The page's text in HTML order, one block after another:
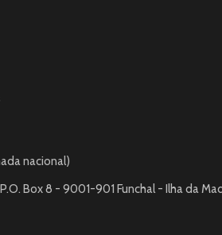
nacional)
Box 8 - 9001-901 Funchal - Ilha da